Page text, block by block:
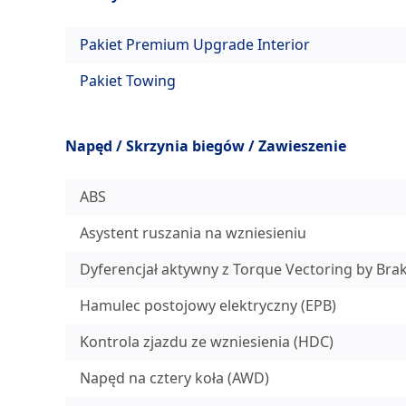
Pakiet Premium Upgrade Interior
Pakiet Towing
Napęd / Skrzynia biegów / Zawieszenie
ABS
Asystent ruszania na wzniesieniu
Dyferencjał aktywny z Torque Vectoring by
Hamulec postojowy elektryczny (EPB)
Kontrola zjazdu ze wzniesienia (HDC)
Napęd na cztery koła (AWD)